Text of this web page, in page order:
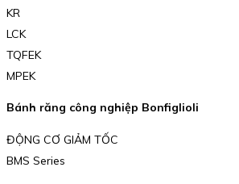
KR
LCK
TQFEK
MPEK
Bánh răng công nghiệp Bonfiglioli
ĐỘNG CƠ GIẢM TỐC
BMS Series